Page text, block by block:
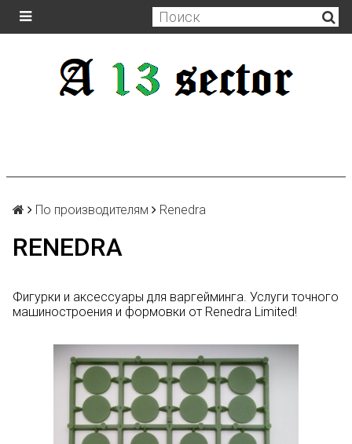
По производителям Renedra
RENEDRA
Фигурки и аксессуары для варгейминга. Услуги точного
машиностроения и формовки от Renedra Limited!